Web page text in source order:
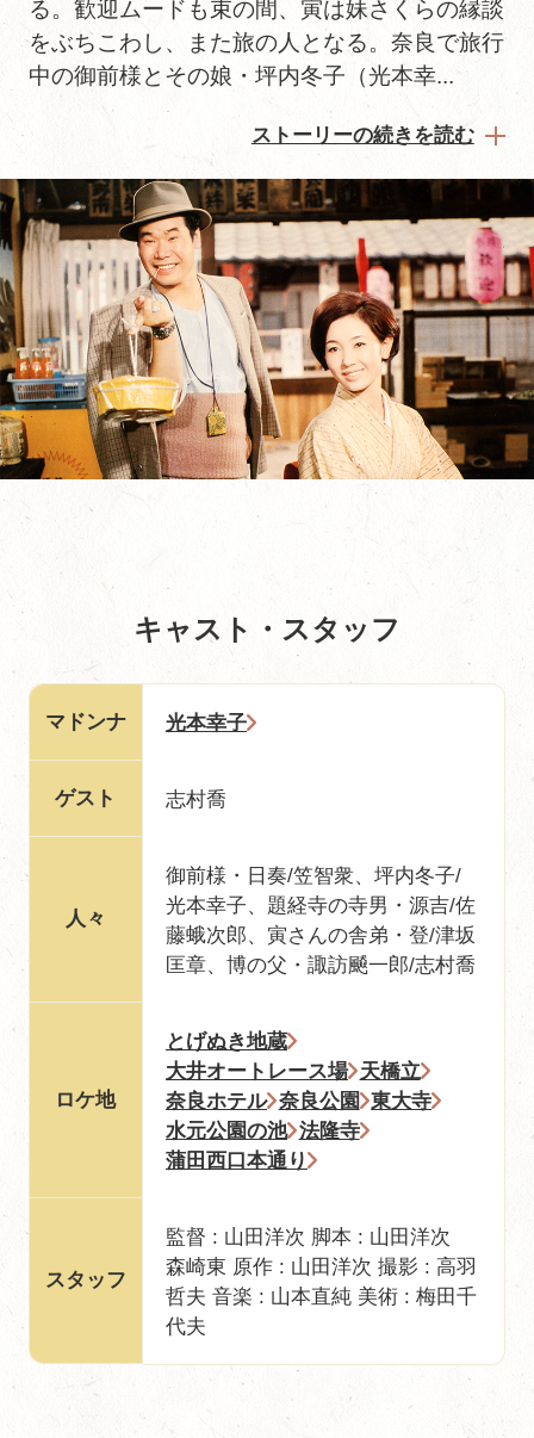
る。歓迎ムードも束の間、寅は妹さくらの縁談
をぶちこわし、また旅の人となる。奈良で旅行
中の御前様とその娘・坪内冬子（光本幸...
ストーリーの続きを読む
キャスト・スタッフ
マドンナ 光本幸子
ゲスト 志村喬
人々
御前様・日奏/笠智衆、坪内冬子/
光本幸子、題経寺の寺男・源吉/佐
藤蛾次郎、寅さんの舎弟・登/津坂
匡章、博の父・諏訪飇一郎/志村喬
ロケ地
とげぬき地蔵
大井オートレース場 天橋立
奈良ホテル 奈良公園 東大寺
水元公園の池 法隆寺
蒲田西口本通り
スタッフ
監督 : 山田洋次 脚本 : 山田洋次
森崎東 原作 : 山田洋次 撮影 : 高羽
哲夫 音楽 : 山本直純 美術 : 梅田千
代夫